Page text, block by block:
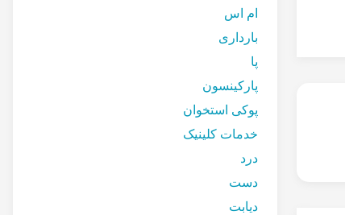
ام اس
بارداری
پا
پارکینسون
پوکی استخوان
خدمات کلینیک
درد
دست
دیابت